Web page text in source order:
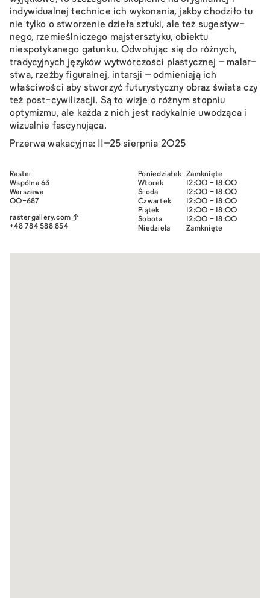
indywidual­nej tech­nice ich wykonania, jakby chodziło tu
nie tylko o stworzenie dzieła sztuki, ale też sugestyw­
nego, rzemieślniczego maj­stersz­tyku, obiektu
niespotykanego gatunku. Odwołując się do różnych,
tradycyj­nych języków wytwórczości plastycz­nej – malar­
stwa, rzeźby figural­nej, intar­sji – odmieniają ich
właściwości aby stworzyć futurystyczny obraz świata czy
też post-​cywilizacji. Są to wizje o różnym stop­niu
optymizmu, ale każda z nich jest radykal­nie uwodząca i
wizual­nie fascynująca.
Przerwa wakacyjna: 11–25 sierpnia 2025
Raster
Wspólna 63
War­szawa
00-687
rastergallery.com
+48 784 588 854
Poniedziałek
Zamknięte
Wtorek
12:00 - 18:00
Środa
12:00 - 18:00
Czwartek
12:00 - 18:00
Piątek
12:00 - 18:00
Sobota
12:00 - 18:00
Niedziela
Zamknięte